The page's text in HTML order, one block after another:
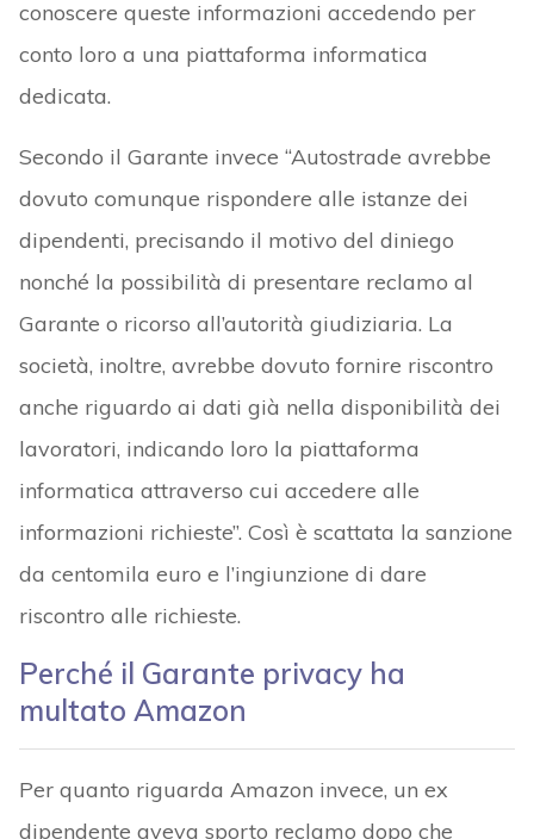
conoscere queste informazioni accedendo per
conto loro a una piattaforma informatica
dedicata.
Secondo il Garante invece “Autostrade avrebbe
dovuto comunque rispondere alle istanze dei
dipendenti, precisando il motivo del diniego
nonché la possibilità di presentare reclamo al
Garante o ricorso all’autorità giudiziaria. La
società, inoltre, avrebbe dovuto fornire riscontro
anche riguardo ai dati già nella disponibilità dei
lavoratori, indicando loro la piattaforma
informatica attraverso cui accedere alle
informazioni richieste”. Così è scattata la sanzione
da centomila euro e l’ingiunzione di dare
riscontro alle richieste.
Perché il Garante privacy ha
multato Amazon
Per quanto riguarda Amazon invece, un ex
dipendente aveva sporto reclamo dopo che